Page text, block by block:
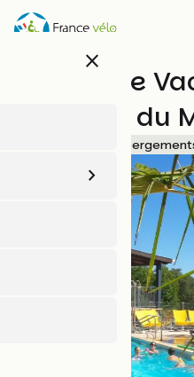
Aller
au
close
Village de
Domaine du